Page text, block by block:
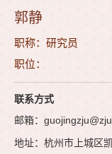
郭静
职称：研究员
职位：
联系方式
邮箱：
地址：杭州市上城区